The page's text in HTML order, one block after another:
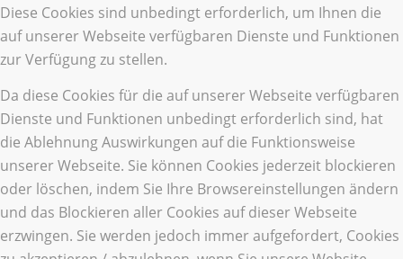
Diese Cookies sind unbedingt erforderlich, um Ihnen die
auf unserer Webseite verfügbaren Dienste und Funktionen
zur Verfügung zu stellen.
Da diese Cookies für die auf unserer Webseite verfügbaren
Dienste und Funktionen unbedingt erforderlich sind, hat
die Ablehnung Auswirkungen auf die Funktionsweise
unserer Webseite. Sie können Cookies jederzeit blockieren
oder löschen, indem Sie Ihre Browsereinstellungen ändern
und das Blockieren aller Cookies auf dieser Webseite
erzwingen. Sie werden jedoch immer aufgefordert, Cookies